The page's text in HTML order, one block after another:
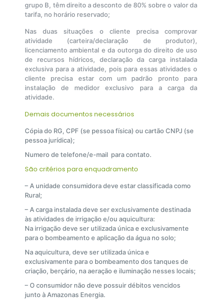
grupo B, têm direito a desconto de 80% sobre o valor da
tarifa, no horário reservado;
Nas duas situações o cliente precisa comprovar
atividade (carteira/declaração de produtor),
licenciamento ambiental e da outorga do direito de uso
de recursos hídricos, declaração da carga instalada
exclusiva para a atividade, pois para essas atividades o
cliente precisa estar com um padrão pronto para
instalação de medidor exclusivo para a carga da
atividade.
Demais documentos necessários
Cópia do RG, CPF (se pessoa física) ou cartão CNPJ (se
pessoa jurídica);
Numero de telefone/e-mail para contato.
São critérios para enquadramento
– A unidade consumidora deve estar classificada como
Rural;
– A carga instalada deve ser exclusivamente destinada
às atividades de irrigação e/ou aquicultura:
Na irrigação deve ser utilizada única e exclusivamente
para o bombeamento e aplicação da água no solo;
Na aquicultura, deve ser utilizada única e
exclusivamente para o bombeamento dos tanques de
criação, berçário, na aeração e iluminação nesses locais;
– O consumidor não deve possuir débitos vencidos
junto à Amazonas Energia.